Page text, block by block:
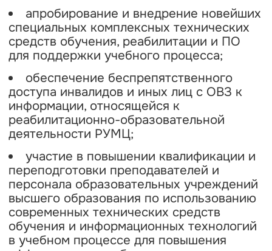
апробирование и внедрение новейших
специальных комплексных технических
средств обучения, реабилитации и ПО
для поддержки учебного процесса;
обеспечение беспрепятственного
доступа инвалидов и иных лиц с ОВЗ к
информации, относящейся к
реабилитационно-образовательной
деятельности РУМЦ;
участие в повышении квалификации и
переподготовки преподавателей и
персонала образовательных учреждений
высшего образования по использованию
современных технических средств
обучения и информационных технологий
в учебном процессе для повышения